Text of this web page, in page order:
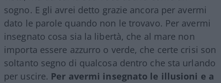
sogno. E gli avrei detto grazie ancora per avermi
dato le parole quando non le trovavo. Per avermi
insegnato cosa sia la libertà, che al mare non
importa essere azzurro o verde, che certe crisi son
soltanto segno di qualcosa dentro che sta urlando
per uscire. Per avermi insegnato le illusioni e a